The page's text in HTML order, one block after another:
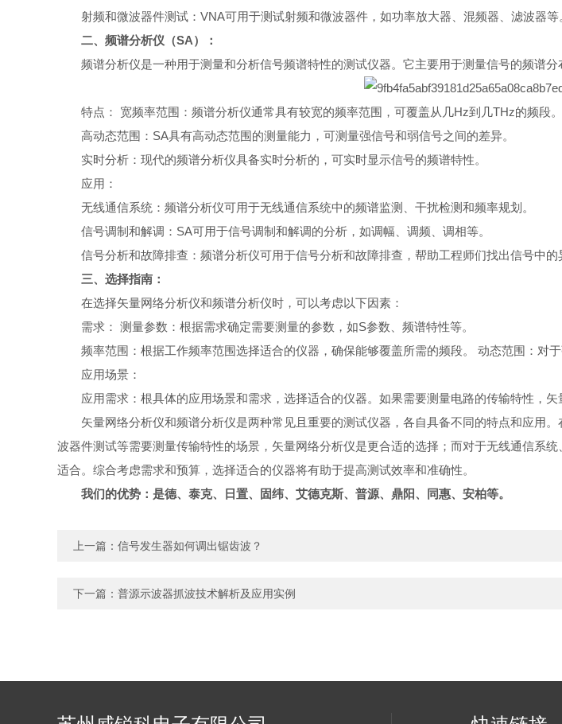
射频和微波器件测试：VNA可用于测试射频和微波器件，如功率放大器、混频器、滤波器等
二、频谱分析仪（SA）：
频谱分析仪是一种用于测量和分析信号频谱特性的测试仪器。它主要用于测量信号的频谱
特点： 宽频率范围：频谱分析仪通常具有较宽的频率范围，可覆盖从几Hz到几THz的频段。
高动态范围：SA具有高动态范围的测量能力，可测量强信号和弱信号之间的差异。
实时分析：现代的频谱分析仪具备实时分析的，可实时显示信号的频谱特性。
应用：
无线通信系统：频谱分析仪可用于无线通信系统中的频谱监测、干扰检测和频率规划。
信号调制和解调：SA可用于信号调制和解调的分析，如调幅、调频、调相等。
信号分析和故障排查：频谱分析仪可用于信号分析和故障排查，帮助工程师们找出信号中的
三、选择指南：
在选择矢量网络分析仪和频谱分析仪时，可以考虑以下因素：
需求： 测量参数：根据需求确定需要测量的参数，如S参数、频谱特性等。
频率范围：根据工作频率范围选择适合的仪器，确保能够覆盖所需的频段。 动态范围：对
应用场景：
应用需求：根具体的应用场景和需求，选择适合的仪器。如果需要测量电路的传输特性，
矢量网络分析仪和频谱分析仪是两种常见且重要的测试仪器，各自具备不同的特点和应用
波器件测试等需要测量传输特性的场景，矢量网络分析仪是更合适的选择；而对于无线通信系
适合。综合考虑需求和预算，选择适合的仪器将有助于提高测试效率和准确性。
我们的优势：是德、泰克、日置、固纬、艾德克斯、普源、鼎阳、同惠、安柏等。
上一篇： 信号发生器如何调出锯齿波？
下一篇： 普源示波器抓波技术解析及应用实例